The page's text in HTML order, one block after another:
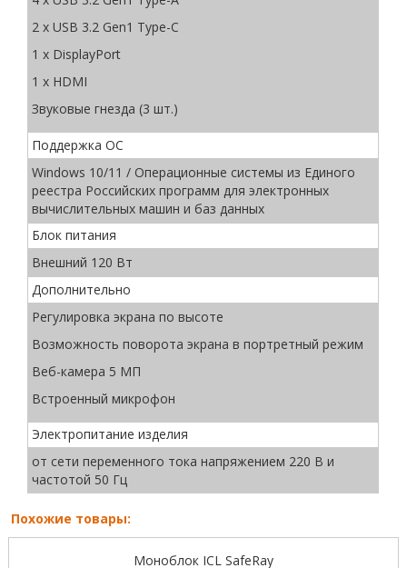
2 x USB 3.2 Gen1 Type-C
1 x DisplayPort
1 x HDMI
Звуковые гнезда (3 шт.)
Поддержка ОС
Windows 10/11 / Операционные системы из Единого
реестра Российских программ для электронных
вычислительных машин и баз данных
Блок питания
Внешний 120 Вт
Дополнительно
Регулировка экрана по высоте
Возможность поворота экрана в портретный режим
Веб-камера 5 МП
Встроенный микрофон
Электропитание изделия
от сети переменного тока напряжением 220 В и
частотой 50 Гц
Похожие товары:
Моноблок ICL SafeRay